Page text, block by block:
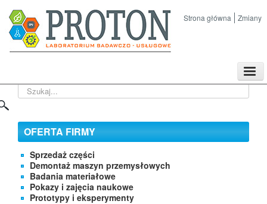
Strona główna Zmiany
Kontakt
Szukaj...
OFERTA FIRMY
Sprzedaż części
Demontaż maszyn przemysłowych
Badania materiałowe
Pokazy i zajęcia naukowe
Prototypy i eksperymenty